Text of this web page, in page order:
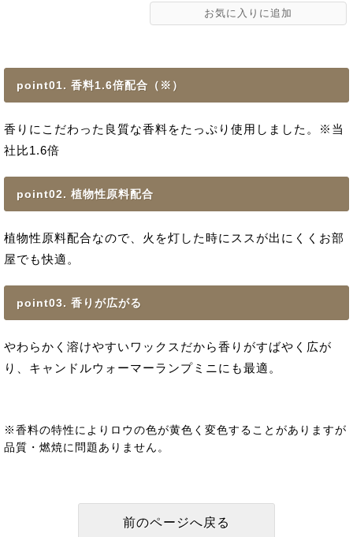
point01. 香料1.6倍配合（※）
香りにこだわった良質な香料をたっぷり使用しました。※当
社比1.6倍
point02. 植物性原料配合
植物性原料配合なので、火を灯した時にススが出にくくお部
屋でも快適。
point03. 香りが広がる
やわらかく溶けやすいワックスだから香りがすばやく広が
り、キャンドルウォーマーランプミニにも最適。
※香料の特性によりロウの色が黄色く変色することがありますが
品質・燃焼に問題ありません。